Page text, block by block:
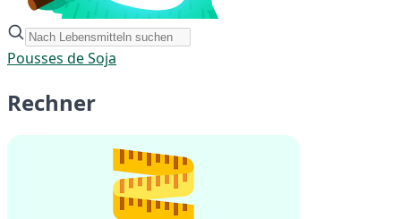
Pousses de Soja
Rechner